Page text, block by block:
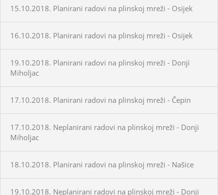
15.10.2018. Planirani radovi na plinskoj mreži - Osijek
16.10.2018. Planirani radovi na plinskoj mreži - Osijek
19.10.2018. Planirani radovi na plinskoj mreži - Donji
Miholjac
17.10.2018. Planirani radovi na plinskoj mreži - Čepin
17.10.2018. Neplanirani radovi na plinskoj mreži - Donji
Miholjac
18.10.2018. Planirani radovi na plinskoj mreži - Našice
19.10.2018. Neplanirani radovi na plinskoj mreži - Donji